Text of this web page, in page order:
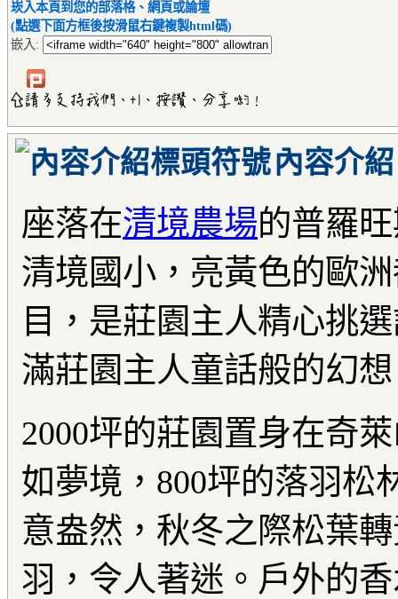
崁入本頁到您的部落格、網頁或論壇
(點選下面方框後按滑鼠右鍵複製html碼)
嵌入:
內容介紹
座落在清境農場的普羅
清境國小，亮黃色的歐
目，是莊園主人精心挑
滿莊園主人童話般的幻
2000坪的莊園置身在奇
如夢境，800坪的落羽松
意盎然，秋冬之際松葉
羽，令人著迷。戶外的